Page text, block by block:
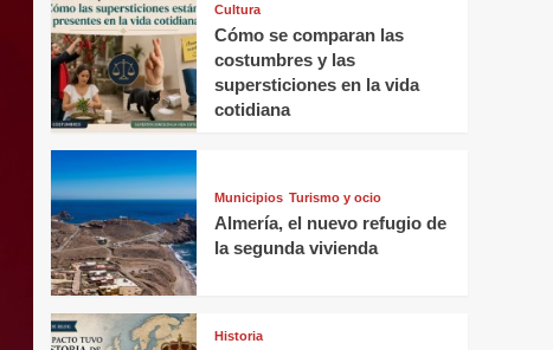
Cultura
Cómo se comparan las
costumbres y las
supersticiones en la vida
cotidiana
Municipios Turismo y ocio
Almería, el nuevo refugio de
la segunda vivienda
Historia